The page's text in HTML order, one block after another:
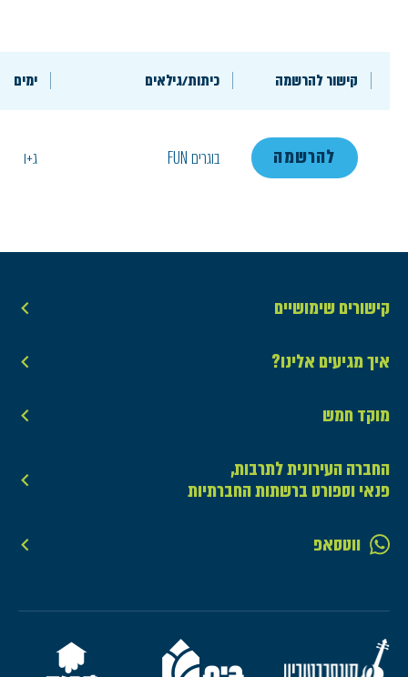
קישור להרשמה כיתות/גילאים ימים
להרשמה בוגרים FUN ג+ו
קישורים שימושיים
איך מגיעים אלינו?
מוקד חמש
החברה העירונית לתרבות,
פנאי וספורט ברשתות החברתיות
ווטסאפ